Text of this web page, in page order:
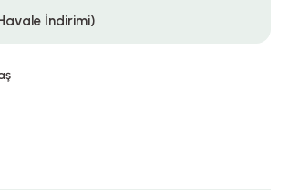
İndirimi)